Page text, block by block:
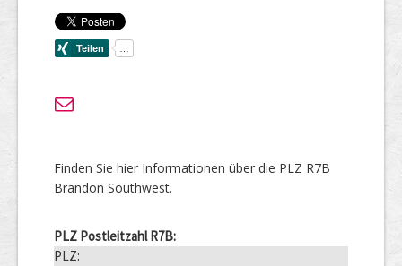
Finden Sie hier Informationen über die PLZ R7B
Brandon Southwest.
PLZ Postleitzahl R7B:
PLZ: